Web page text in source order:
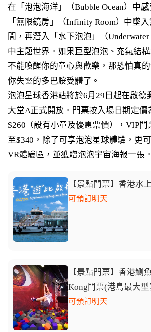
在「泡泡海洋」（Bubble Ocean）中
「無限鏡房」（Infinity Room）中墜
間，再潛入「水下泡泡」（Underwater
中主題世界。如果巨型泡泡、充氣結
不能喚醒你的童心與歡樂，那恐怕真
你失靈的多巴胺受體了。
泡泡星球香港站將於6月29日起在啟德
大堂A正式開放。門票按入場日期定價
$260（設有小童及優惠票價），VIP門
至$340，除了可享泡泡星球體驗，更
VR體驗區，並獲贈泡泡宇宙海報一張。
【景點門票】香港水
可預訂明天
【景點門票】香港鰂
Kong門票(港島最大
可預訂明天